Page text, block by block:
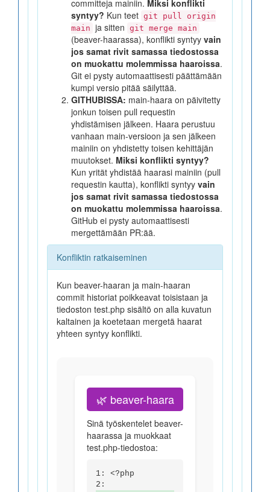
committeja mainiin. Miksi konflikti
syntyy? Kun teet git pull origin
main ja sitten git merge main
(beaver-haarassa), konflikti syntyy vain
jos samat rivit samassa tiedostossa
on muokattu molemmissa haaroissa.
Git ei pysty automaattisesti päättämään
kumpi versio pitää säilyttää.
GITHUBISSA: main-haara on päivitetty
jonkun toisen pull requestin
yhdistämisen jälkeen. Haara perustuu
vanhaan main-versioon ja sen jälkeen
mainiin on yhdistetty toisen kehittäjän
muutokset. Miksi konflikti syntyy?
Kun yrität yhdistää haarasi mainiin (pull
requestin kautta), konflikti syntyy vain
jos samat rivit samassa tiedostossa
on muokattu molemmissa haaroissa.
GitHub ei pysty automaattisesti
mergettämään PR:ää.
Konfliktin ratkaiseminen
Kun beaver-haaran ja main-haaran
commit historiat poikkeavat toisistaan ja
tiedoston test.php sisältö on alla kuvatun
kaltainen ja koetetaan mergetä haarat
yhteen syntyy konflikti.
🌿 beaver-haara
Sinä työskentelet beaver-
haarassa ja muokkaat
test.php-tiedostoa:
1: <?php
2: